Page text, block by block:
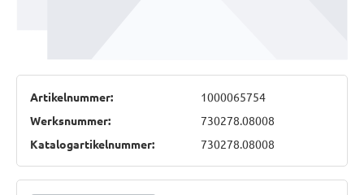
Artikelnummer:
1000065754
Werksnummer:
730278.08008
Katalogartikelnummer:
730278.08008